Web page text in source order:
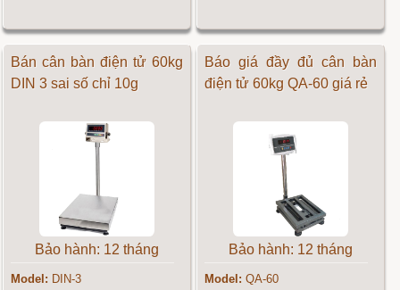
Bán cân bàn điện tử 60kg
DIN 3 sai số chỉ 10g
Bảo hành: 12 tháng
Model: DIN-3
Báo giá đầy đủ cân bàn
điện tử 60kg QA-60 giá rẻ
Bảo hành: 12 tháng
Model: QA-60